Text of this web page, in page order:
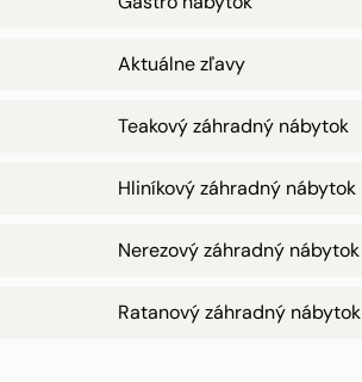
Aktuálne zľavy
Teakový záhradný nábytok
Hliníkový záhradný nábytok
Nerezový záhradný nábytok
Ratanový záhradný nábytok